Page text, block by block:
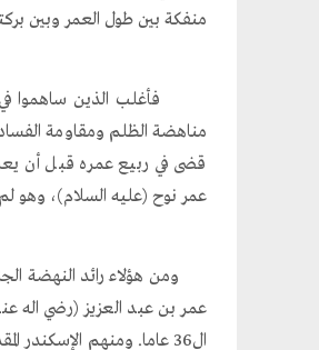
منفكة بين طول العمر وبين
فأغلب الذين ساهموا في
مناهضة الظلم ومقاومة
قضى في ربيع عمره قبل أن
عمر نوح (عليه السلام)، وهو